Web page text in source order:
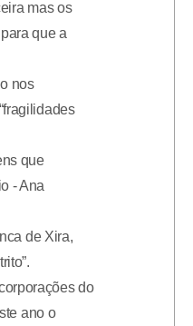
mas os
que a
nos
que
- Ana
de Xira,
do
ano o